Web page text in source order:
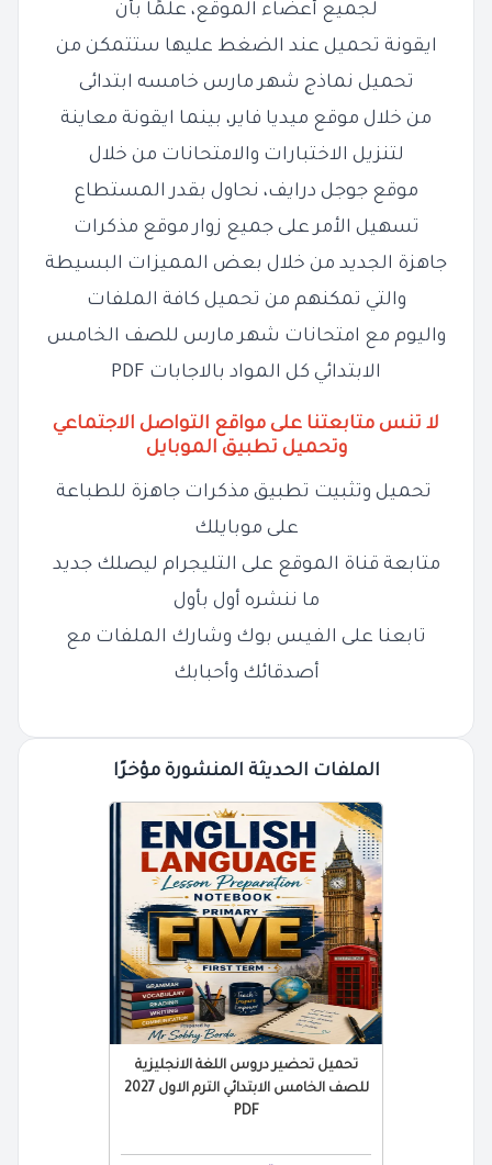
لجميع أعضاء الموقع، علمًا بأن
ايقونة تحميل عند الضغط عليها ستتمكن من
تحميل نماذج شهر مارس خامسه ابتدائى
من خلال موقع ميديا فاير، بينما ايقونة معاينة
لتنزيل الاختبارات والامتحانات من خلال
موقع جوجل درايف، نحاول بقدر المستطاع
تسهيل الأمر على جميع زوار موقع مذكرات
جاهزة الجديد من خلال بعض المميزات البسيطة
والتي تمكنهم من تحميل كافة الملفات
واليوم مع امتحانات شهر مارس للصف الخامس
الابتدائي كل المواد بالاجابات PDF
لا تنس متابعتنا على مواقع التواصل الاجتماعي
وتحميل تطبيق الموبايل
تحميل وتثبيت تطبيق مذكرات جاهزة للطباعة
على موبايلك
متابعة قناة الموقع على التليجرام ليصلك جديد
ما ننشره أول بأول
تابعنا على الفيس بوك وشارك الملفات مع
أصدقائك وأحبابك
الملفات الحديثة المنشورة مؤخرًا
تحميل تحضير دروس اللغة الانجليزية
للصف الخامس الابتدائي الترم الاول 2027
PDF